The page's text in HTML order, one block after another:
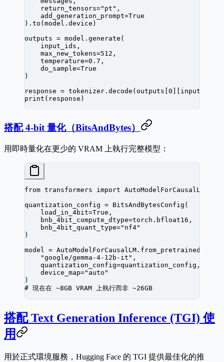
    return_tensors
="pt" ,
    add_generation_prompt
=True
).to(model.device)
outputs = model.generate(
    input_ids,
    max_new_tokens
=512 ,
    temperature
=0.7 ,
    do_sample
=True
)
response = tokenizer.decode(outputs[ 0
print (response)
搭配 4-bit 量化（BitsAndBytes）
用即時量化在更少的 VRAM 上執行完整模型：
from transformers import AutoModelForCausalLM,
quantization_config = BitsAndBytesConfig(
    load_in_4bit
=True ,
    bnb_4bit_compute_dtype
=torch.bfloat16,
    bnb_4bit_quant_type
="nf4"
)
model = AutoModelForCausalLM.from_pretrained(
    "google/gemma-4-12b-it"
,
    quantization_config
=quantization_config,
    device_map
="auto"
)
# 現在在 ~8GB VRAM 上執行而非 ~26GB
搭配 Text Generation Inference (TGI) 使
用
用於正式環境服務，Hugging Face 的 TGI 提供最佳化的推